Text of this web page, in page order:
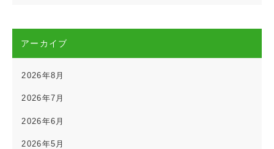
アーカイブ
2026年8月
2026年7月
2026年6月
2026年5月